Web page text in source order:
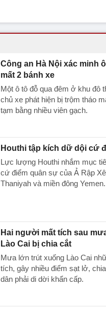
Công an Hà Nội xác minh
mất 2 bánh xe
Một ô tô đỗ qua đêm ở khu đô
chủ xe phát hiện bị trộm tháo
tạm bằng nhiều viên gạch.
Houthi tập kích dữ dội cứ
Lực lượng Houthi nhắm mục
cứ điểm quân sự của Ả Rập
Thaniyah và miền đông Yemen.
Hai người mất tích sau
Lào Cai bị chia cắt
Mưa lớn trút xuống Lào Cai
tích, gây nhiều điểm sạt lở,
dân phải di dời khẩn cấp.